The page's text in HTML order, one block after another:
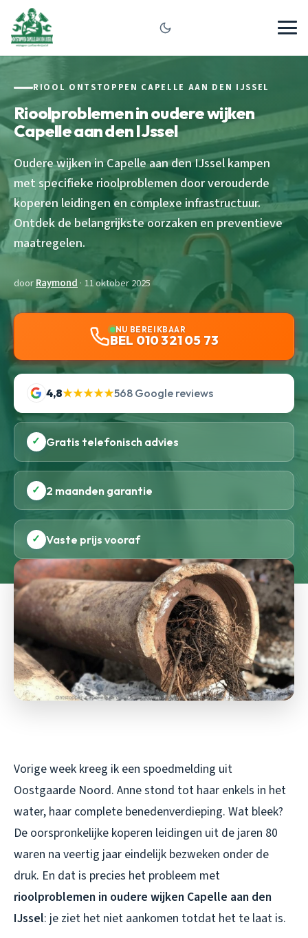
RIOOL ONTSTOPPEN CAPELLE AAN DEN IJSSEL
Rioolproblemen in oudere wijken
Capelle aan den IJssel
Oudere wijken in Capelle aan den IJssel kampen
met specifieke rioolproblemen door verouderde
koperen leidingen en complexe infrastructuur.
Ontdek de belangrijkste oorzaken en preventieve
maatregelen.
doorRaymond · 11 oktober 2025
NU BEREIKBAAR
BEL 010 321 05 73
4,8★★★★★568 Google reviews
✓ Gratis telefonisch advies
✓ 2 maanden garantie
✓ Vaste prijs vooraf
Vorige week kreeg ik een spoedmelding uit
Oostgaarde Noord. Anne stond tot haar enkels in het
water, haar complete benedenverdieping. Wat bleek?
De oorspronkelijke koperen leidingen uit de jaren 80
waren na veertig jaar eindelijk bezweken onder de
druk. En dat is precies het probleem met
rioolproblemen in oudere wijken Capelle aan den
IJssel: je ziet het niet aankomen totdat het te laat is.